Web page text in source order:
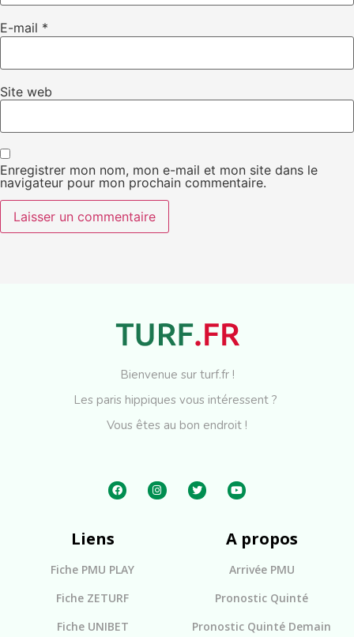
E-mail *
Site web
Enregistrer mon nom, mon e-mail et mon site dans le
navigateur pour mon prochain commentaire.
Bienvenue sur turf.fr !
Les paris hippiques vous intéressent ?
Vous êtes au bon endroit !
Liens
Fiche PMU PLAY
Fiche ZETURF
Fiche UNIBET
A propos
Arrivée PMU
Pronostic Quinté
Pronostic Quinté Demain